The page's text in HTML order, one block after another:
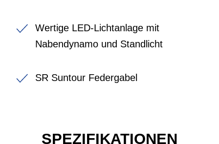
Wertige LED-Lichtanlage mit
Nabendynamo und Standlicht
SR Suntour Federgabel
SPEZIFIKATIONEN